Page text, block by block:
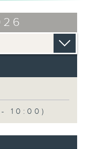
10:00)